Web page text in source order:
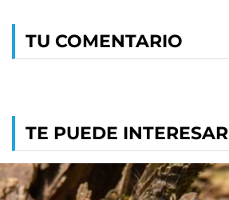
TU COMENTARIO
TE PUEDE INTERESAR